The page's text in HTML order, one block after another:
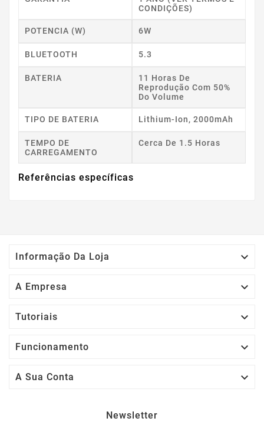
CONDIÇÕES)
POTENCIA (W) 6W
BLUETOOTH 5.3
BATERIA
11 Horas De
Reprodução Com 50%
Do Volume
TIPO DE BATERIA Lithium-Ion, 2000mAh
TEMPO DE
CARREGAMENTO
Cerca De 1.5 Horas
Referências específicas
Informação Da Loja 
A Empresa 
Tutoriais 
Funcionamento 
A Sua Conta 
Newsletter